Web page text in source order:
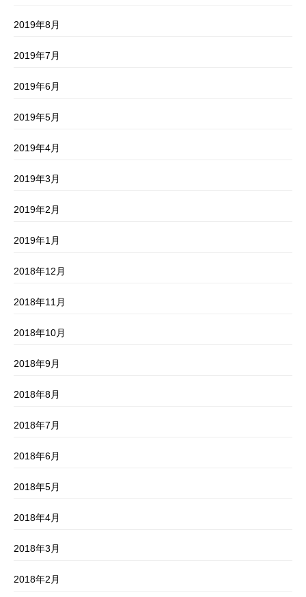
2019年8月
2019年7月
2019年6月
2019年5月
2019年4月
2019年3月
2019年2月
2019年1月
2018年12月
2018年11月
2018年10月
2018年9月
2018年8月
2018年7月
2018年6月
2018年5月
2018年4月
2018年3月
2018年2月